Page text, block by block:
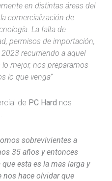
en distintas áreas del
comercialización de
La falta de
permisos de importación,
recurriendo a aquel
mejor, nos preparamos
lo que venga”
de PC Hard nos
sobrevivientes a
35 años y entonces
esta es la mas larga y
nos hace olvidar que